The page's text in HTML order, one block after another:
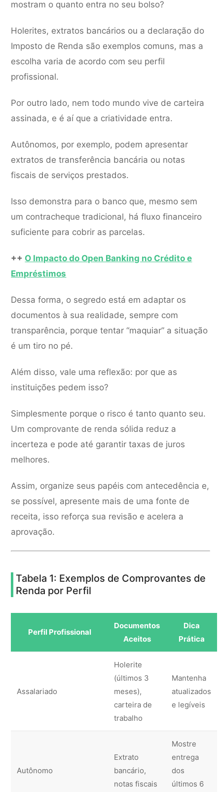
mostram o quanto entra no seu bolso?
Holerites, extratos bancários ou a declaração do
Imposto de Renda são exemplos comuns, mas a
escolha varia de acordo com seu perfil
profissional.
Por outro lado, nem todo mundo vive de carteira
assinada, e é aí que a criatividade entra.
Autônomos, por exemplo, podem apresentar
extratos de transferência bancária ou notas
fiscais de serviços prestados.
Isso demonstra para o banco que, mesmo sem
um contracheque tradicional, há fluxo financeiro
suficiente para cobrir as parcelas.
++ O Impacto do Open Banking no Crédito e
Empréstimos
Dessa forma, o segredo está em adaptar os
documentos à sua realidade, sempre com
transparência, porque tentar “maquiar” a situação
é um tiro no pé.
Além disso, vale uma reflexão: por que as
instituições pedem isso?
Simplesmente porque o risco é tanto quanto seu.
Um comprovante de renda sólida reduz a
incerteza e pode até garantir taxas de juros
melhores.
Assim, organize seus papéis com antecedência e,
se possível, apresente mais de uma fonte de
receita, isso reforça sua revisão e acelera a
aprovação.
Tabela 1: Exemplos de Comprovantes de
Renda por Perfil
Perfil Profissional
Documentos
Aceitos
Dica
Prática
Assalariado
Holerite
(últimos 3
meses),
carteira de
trabalho
Mantenha
atualizados
e legíveis
Autônomo
Extrato
bancário,
notas fiscais
Mostre
entrega
dos
últimos 6